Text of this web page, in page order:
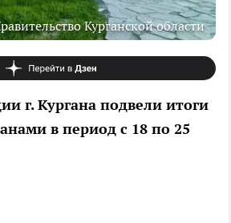
Курганской области
г. Кургана подвели итоги
в период с 18 по 25